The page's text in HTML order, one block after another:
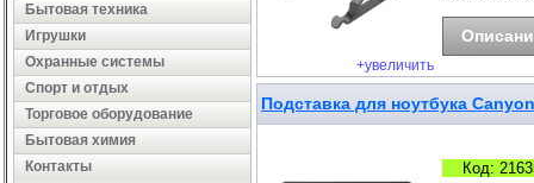
Бытовая техника
Игрушки
Охранные системы
Cпорт и отдых
Торговое оборудование
Бытовая химия
Контакты
+увеличить
Подставка для ноутбука
Код: